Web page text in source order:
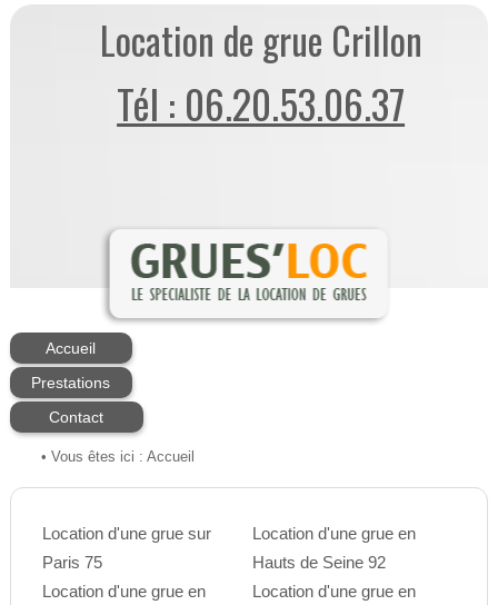
Location de grue Crillon
Tél : 06.20.53.06.37
Accueil
Prestations
Contact
• Vous êtes ici : Accueil
Location d'une grue sur
Paris 75
Location d'une grue en
Location d'une grue en
Hauts de Seine 92
Location d'une grue en